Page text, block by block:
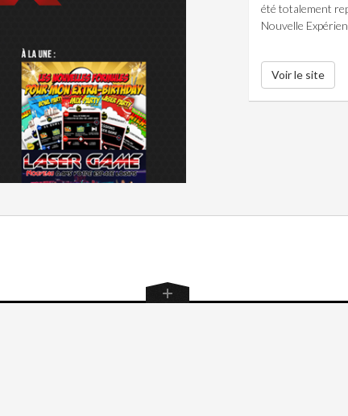
été totalement
Nouvelle
Voir le site